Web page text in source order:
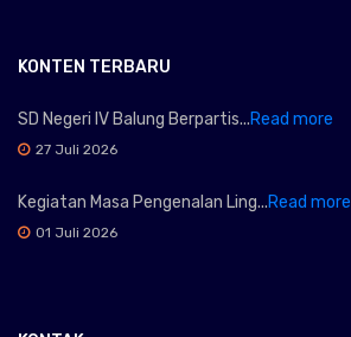
KONTEN TERBARU
SD Negeri IV Balung Berpartis...Read more
27 Juli 2026
Kegiatan Masa Pengenalan Ling...Read more
01 Juli 2026